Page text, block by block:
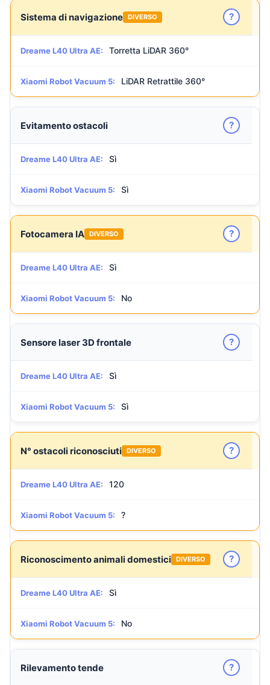
Sistema di navigazione DIVERSO ?
Dreame L40 Ultra AE: Torretta LiDAR 360°
Xiaomi Robot Vacuum 5: LiDAR Retrattile 360°
Evitamento ostacoli ?
Dreame L40 Ultra AE: Sì
Xiaomi Robot Vacuum 5: Sì
Fotocamera IA DIVERSO ?
Dreame L40 Ultra AE: Sì
Xiaomi Robot Vacuum 5: No
Sensore laser 3D frontale ?
Dreame L40 Ultra AE: Sì
Xiaomi Robot Vacuum 5: Sì
N° ostacoli riconosciuti DIVERSO ?
Dreame L40 Ultra AE: 120
Xiaomi Robot Vacuum 5: ?
Riconoscimento animali domestici DIVERSO ?
Dreame L40 Ultra AE: Sì
Xiaomi Robot Vacuum 5: No
Rilevamento tende ?